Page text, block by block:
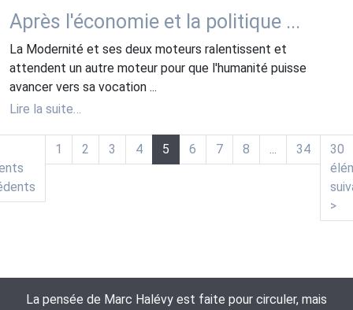
Après l'économie et la politique ...
La Modernité et ses deux moteurs ralentissent et
attendent un autre moteur pour que l'humanité puisse
avancer vers sa vocation ...
Lire la suite…
1 2 3 4
5
6 7 8 ... 34
30
>
La pensée de Marc Halévy est faite pour circuler, mais